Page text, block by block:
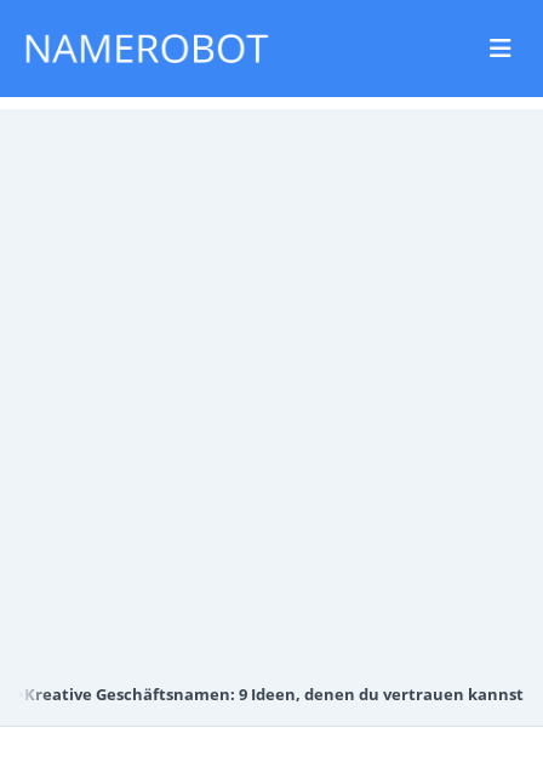
Kreative Geschäftsnamen: 9 Ideen, denen du vertrauen kannst